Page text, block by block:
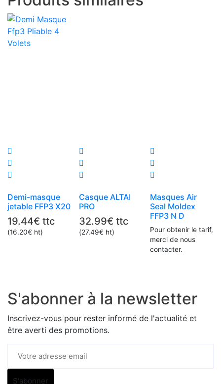
Demi-masque
jetable FFP3 X20
19.44€ ttc
(16.20€ ht)
Casque ALTAI
PRO
32.99€ ttc
(27.49€ ht)
Masques Air
Seal Moldex
FFP3 N D
Pour obtenir le tarif,
merci de nous
contacter.
S'abonner à la newsletter
Inscrivez-vous pour rester informé de l'actualité et
être averti des promotions.